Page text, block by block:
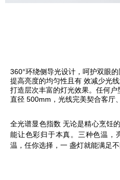
360°环绕侧导光设计，呵护双眼
提高亮度的均匀性且有 效减少光
打造层次丰富的灯光效果。 任何户
直径 500mm，光线完美契合客厅
全光谱显色指数 无论是精心烹饪
能让色彩归于本真。 三种色温，
温，任你选择，一 盏灯就能满足